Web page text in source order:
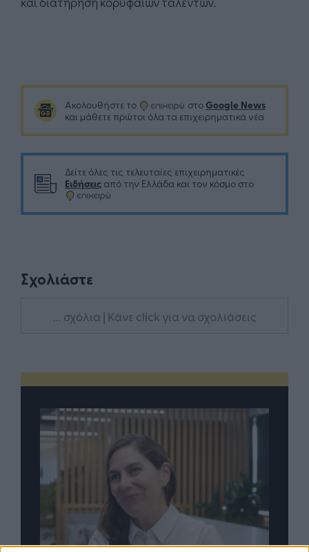
Ακολουθήστε το στο Google News
και μάθετε πρώτοι όλα τα επιχειρηματικά νέα
Δείτε όλες τις τελευταίες επιχειρηματικές
Ειδήσεις από την Ελλάδα και τον κόσμο στο
Σχολιάστε
... σχόλια | Κάνε click για να σχολιάσεις